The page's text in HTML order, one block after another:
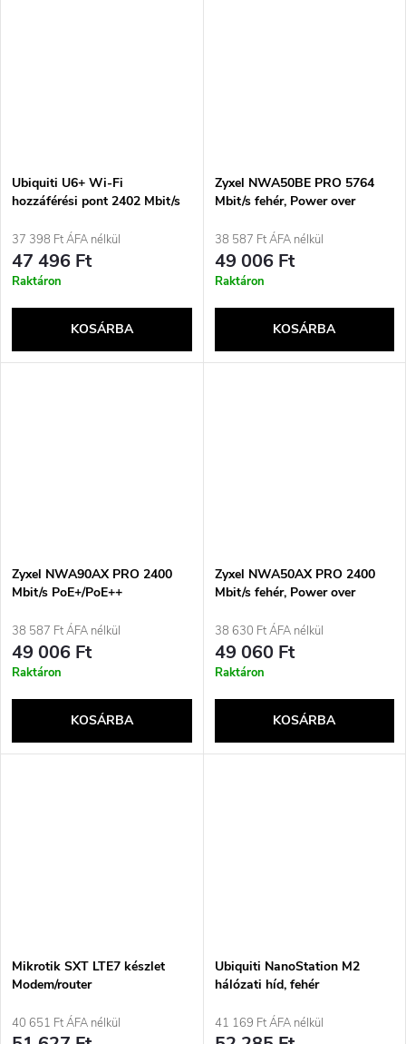
Ubiquiti U6+ Wi-Fi
hozzáférési pont 2402 Mbit/s
Ethernet-et (PoE)
37 398 Ft ÁFA nélkül
47 496 Ft
Raktáron
KOSÁRBA
Zyxel NWA50BE PRO 5764
Mbit/s fehér, Power over
38 587 Ft ÁFA nélkül
49 006 Ft
Raktáron
KOSÁRBA
Zyxel NWA90AX PRO 2400
Mbit/s PoE+/PoE++
38 587 Ft ÁFA nélkül
49 006 Ft
Raktáron
KOSÁRBA
Zyxel NWA50AX PRO 2400
Mbit/s fehér, Power over
38 630 Ft ÁFA nélkül
49 060 Ft
Raktáron
KOSÁRBA
Mikrotik SXT LTE7 készlet
Modem/router
40 651 Ft ÁFA nélkül
Ubiquiti NanoStation M2
hálózati híd, fehér
41 169 Ft ÁFA nélkül